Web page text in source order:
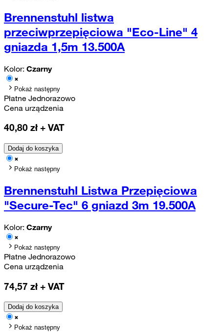
Brennenstuhl listwa
przeciwprzepięciowa "Eco-Line" 4
gniazda 1,5m 13.500A
Kolor: Czarny
Pokaż następny
Płatne Jednorazowo
Cena urządzenia
40,80 zł + VAT
Dodaj do koszyka
Pokaż następny
Brennenstuhl Listwa Przepięciowa
"Secure-Tec" 6 gniazd 3m 19.500A
Kolor: Czarny
Pokaż następny
Płatne Jednorazowo
Cena urządzenia
74,57 zł + VAT
Dodaj do koszyka
Pokaż następny